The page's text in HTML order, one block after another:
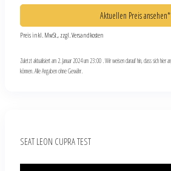
Aktuellen Preis
Preis inkl. MwSt., zzgl. Versandkosten
Zuletzt aktualisiert am 2. Januar 2024 um 23:00 . Wir weisen darauf hin, dass sich
können. Alle Angaben ohne Gewähr.
SEAT LEON CUPRA TEST